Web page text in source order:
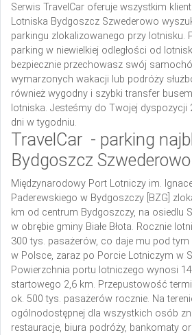
Serwis TravelCar oferuje wszystkim
Lotniska Bydgoszcz Szwederowo
parkingu zlokalizowanego przy lotnisku.
parking w niewielkiej odległości od
bezpiecznie przechowasz swój
wymarzonych wakacji lub podróży
również wygodny i szybki transfer
lotniska. Jesteśmy do Twojej dyspozycji
dni w tygodniu.
TravelCar - parking
Bydgoszcz Szwederowo
Międzynarodowy Port Lotniczy im.
Paderewskiego w Bydgoszczy [BZG]
km od centrum Bydgoszczy, na osiedlu
w obrębie gminy Białe Błota. Rocznie
300 tys. pasażerów, co daje mu pod
w Polsce, zaraz po Porcie Lotniczym w
Powierzchnia portu lotniczego wynosi
startowego 2,6 km. Przepustowość
ok. 500 tys. pasażerów rocznie. Na
ogólnodostępnej dla wszystkich osób
restauracje, biura podróży, bankomaty